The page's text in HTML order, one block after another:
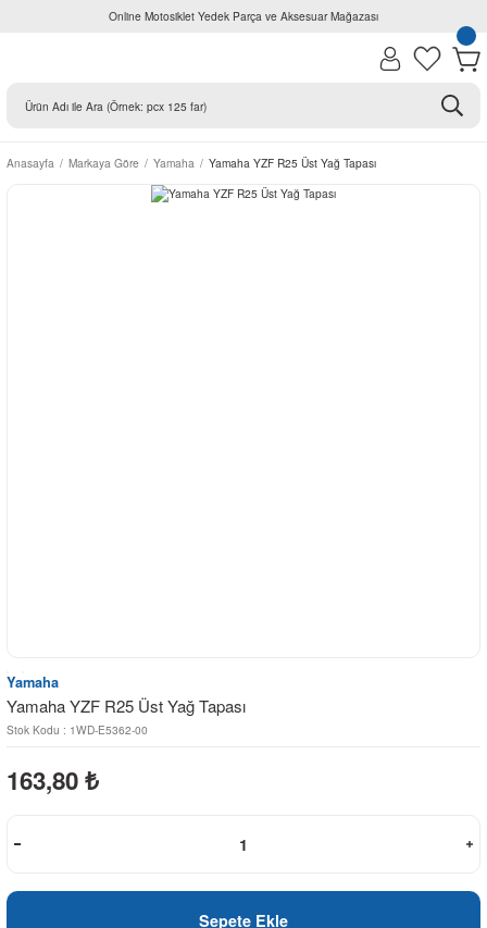
Online Motosiklet Yedek Parça ve Aksesuar Mağazası
Anasayfa Markaya Göre Yamaha Yamaha YZF R25 Üst Yağ Tapası
Yamaha
Yamaha YZF R25 Üst Yağ Tapası
Stok Kodu : 1WD-E5362-00
163,80 ₺
Sepete Ekle